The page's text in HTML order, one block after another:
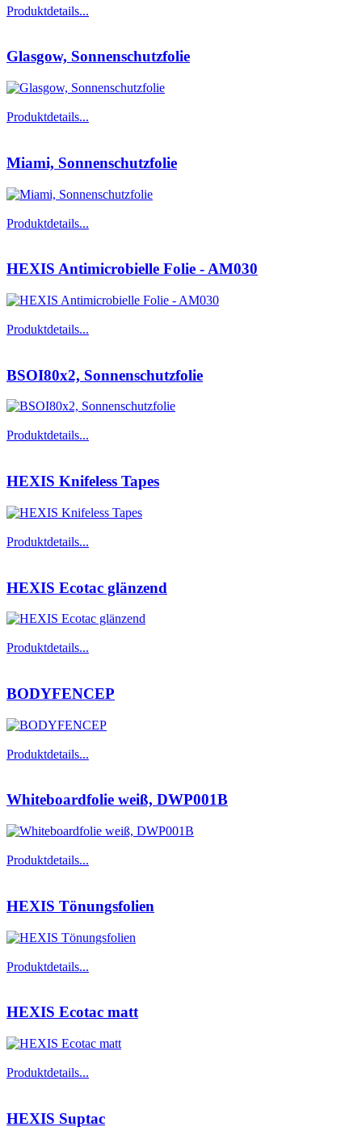
Produktdetails...
Glasgow, Sonnenschutzfolie
Produktdetails...
Miami, Sonnenschutzfolie
Produktdetails...
HEXIS Antimicrobielle Folie - AM030
Produktdetails...
BSOI80x2, Sonnenschutzfolie
Produktdetails...
HEXIS Knifeless Tapes
Produktdetails...
HEXIS Ecotac glänzend
Produktdetails...
BODYFENCEP
Produktdetails...
Whiteboardfolie weiß, DWP001B
Produktdetails...
HEXIS Tönungsfolien
Produktdetails...
HEXIS Ecotac matt
Produktdetails...
HEXIS Suptac